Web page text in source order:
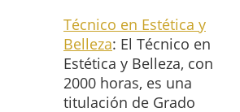
Técnico en Estética y
Belleza: El Técnico en
Estética y Belleza, con
2000 horas, es una
titulación de Grado